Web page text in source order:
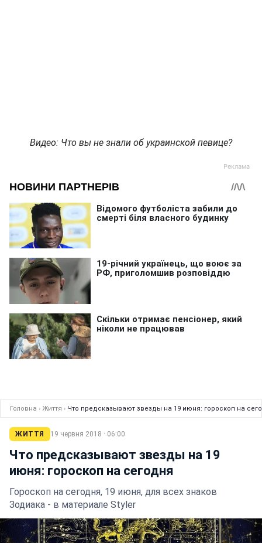
Видео: Что вы не знали об украинской певице?
Головна › Життя › Что предсказывают звезды на 19 июня: гороскоп на
ЖИТТЯ 19 червня 2018 · 06:00
Что предсказывают звезды на 19
июня: гороскоп на сегодня
Гороскоп на сегодня, 19 июня, для всех знаков
Зодиака - в материале Styler